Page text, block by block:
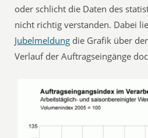
oder schlicht die Daten des
nicht richtig verstanden. Dabei
Jubelmeldung die Grafik über
Verlauf der Auftragseingänge